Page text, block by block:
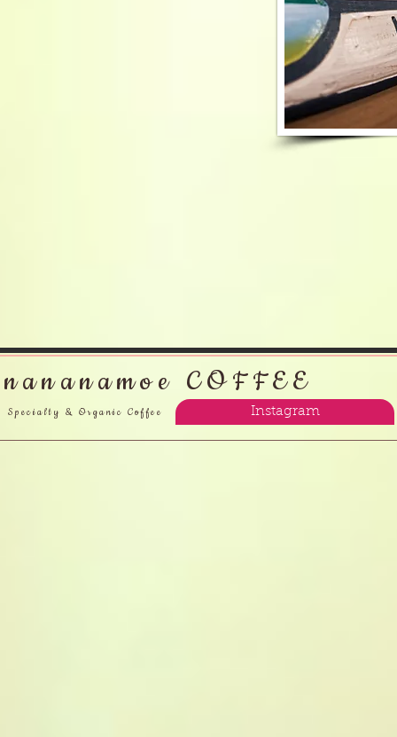
Instagram
nananamoe COFFEE
Specialty & Organic Coffee